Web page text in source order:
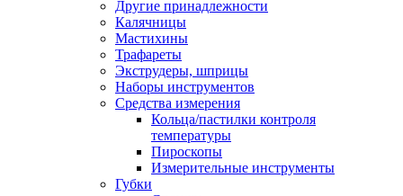
Другие принадлежности
Калячницы
Мастихины
Трафареты
Экструдеры, шприцы
Наборы инструментов
Средства измерения
Кольца/пастилки контроля
температуры
Пироскопы
Измерительные инструменты
Губки